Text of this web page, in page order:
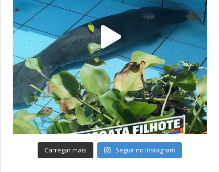
Carregar mais Seguir no Instagram